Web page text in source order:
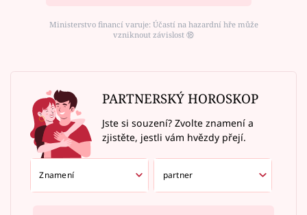
Ministerstvo financí varuje: Účastí na hazardní hře může
vzniknout závislost ⑱
PARTNERSKÝ HOROSKOP
Jste si souzení? Zvolte znamení a
zjistěte, jestli vám hvězdy přejí.